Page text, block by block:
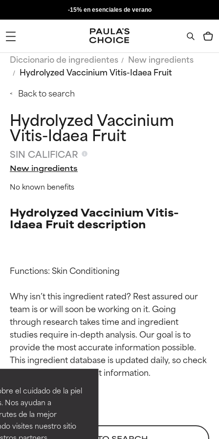
el cuidado de la piel
Nos ayudan a
de la mejor
visites nuestro sitio
-15% en esenciales de verano
Diccionario de ingredientes
New ingredients
Hydrolyzed Vaccinium Vitis-Idaea Fruit
Back to search
Hydrolyzed Vaccinium
Vitis-Idaea Fruit
SIN CALIFICAR
New ingredients
No known benefits
Hydrolyzed Vaccinium Vitis-
Idaea Fruit description
Functions: Skin Conditioning
Why isn’t this ingredient rated? Rest assured our
team is or will soon be working on it. Going
through research takes time and ingredient
studies require in-depth analysis. Our goal is to
provide the most accurate information possible.
This ingredient database is updated daily, so check
Calificaciones de
ingredientes
EXCELENTE
Ingrediente sobresaliente con
beneficios reales para la piel. Su
eficacia está demostrada y
Calificaciones de
ingredientes
EXCELENTE
Ingrediente sobresaliente con
beneficios reales para la piel. Su
eficacia está demostrada y